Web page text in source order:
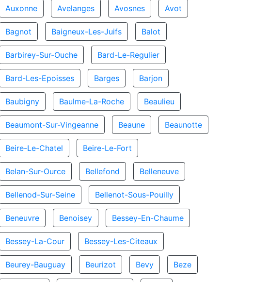
Auxonne Avelanges Avosnes Avot
Bagnot Baigneux-Les-Juifs Balot
Barbirey-Sur-Ouche Bard-Le-Regulier
Bard-Les-Epoisses Barges Barjon
Baubigny Baulme-La-Roche Beaulieu
Beaumont-Sur-Vingeanne Beaune Beaunotte
Beire-Le-Chatel Beire-Le-Fort
Belan-Sur-Ource Bellefond Belleneuve
Bellenod-Sur-Seine Bellenot-Sous-Pouilly
Beneuvre Benoisey Bessey-En-Chaume
Bessey-La-Cour Bessey-Les-Citeaux
Beurey-Bauguay Beurizot Bevy Beze